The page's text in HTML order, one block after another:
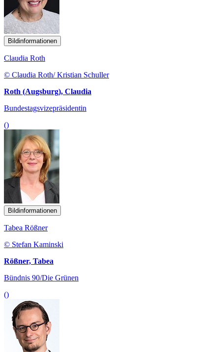
Bildinformationen
Claudia Roth
© Claudia Roth/ Kristian Schuller
Roth (Augsburg), Claudia
Bundestagsvizepräsidentin
()
Bildinformationen
Tabea Rößner
© Stefan Kaminski
Rößner, Tabea
Bündnis 90/Die Grünen
()